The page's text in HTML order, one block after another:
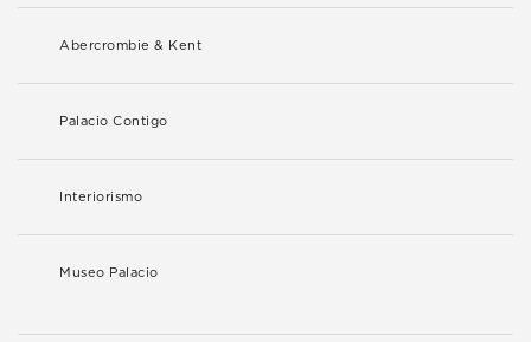
Abercrombie & Kent
Palacio Contigo
Interiorismo
Museo Palacio